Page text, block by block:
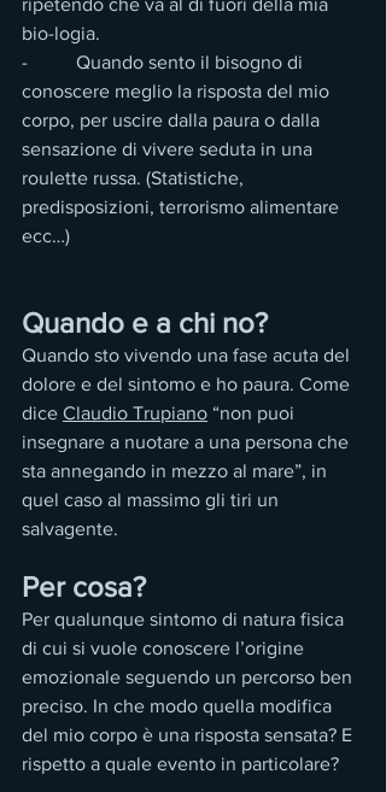
ripetendo che va al di fuori della mia
bio-logia.
-          Quando sento il bisogno di
conoscere meglio la risposta del mio
corpo, per uscire dalla paura o dalla
sensazione di vivere seduta in una
roulette russa. (Statistiche,
predisposizioni, terrorismo alimentare
ecc…)
Quando e a chi no?
Quando sto vivendo una fase acuta del
dolore e del sintomo e ho paura. Come
dice Claudio Trupiano “non puoi
insegnare a nuotare a una persona che
sta annegando in mezzo al mare”, in
quel caso al massimo gli tiri un
salvagente.
Per cosa?
Per qualunque sintomo di natura fisica
di cui si vuole conoscere l’origine
emozionale seguendo un percorso ben
preciso. In che modo quella modifica
del mio corpo è una risposta sensata? E
rispetto a quale evento in particolare?